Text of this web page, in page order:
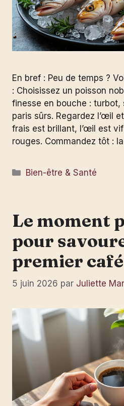
En bref : Peu de temps ?
: Choisissez un poisson
finesse en bouche : turbot,
paris sûrs. Regardez l’œil
frais est brillant, l’œil est
rouges. Commandez tôt :
Catégories
Bien-être & Santé
Le moment
pour
premier
5 juin 2026 par Juliette